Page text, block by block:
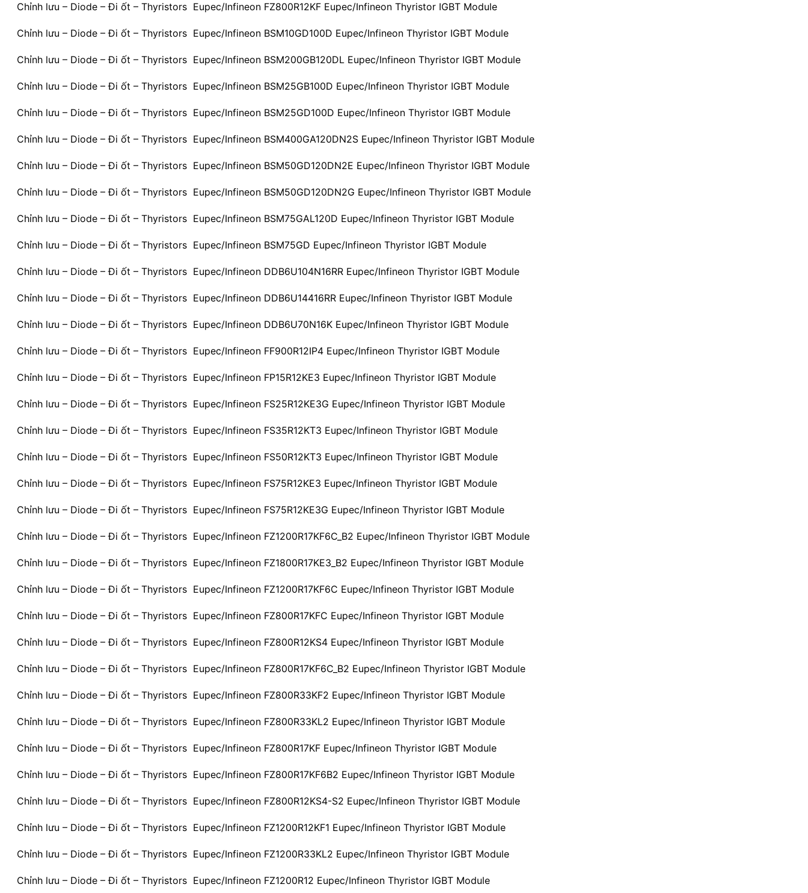
Chỉnh lưu – Diode – Đi ốt – Thyristors Eupec/Infineon FZ800R12KF Eupec/Infineon Thyristor IGBT Module
Chỉnh lưu – Diode – Đi ốt – Thyristors Eupec/Infineon BSM10GD100D Eupec/Infineon Thyristor IGBT Module
Chỉnh lưu – Diode – Đi ốt – Thyristors Eupec/Infineon BSM200GB120DL Eupec/Infineon Thyristor IGBT Module
Chỉnh lưu – Diode – Đi ốt – Thyristors Eupec/Infineon BSM25GB100D Eupec/Infineon Thyristor IGBT Module
Chỉnh lưu – Diode – Đi ốt – Thyristors Eupec/Infineon BSM25GD100D Eupec/Infineon Thyristor IGBT Module
Chỉnh lưu – Diode – Đi ốt – Thyristors Eupec/Infineon BSM400GA120DN2S Eupec/Infineon Thyristor IGBT Module
Chỉnh lưu – Diode – Đi ốt – Thyristors Eupec/Infineon BSM50GD120DN2E Eupec/Infineon Thyristor IGBT Module
Chỉnh lưu – Diode – Đi ốt – Thyristors Eupec/Infineon BSM50GD120DN2G Eupec/Infineon Thyristor IGBT Module
Chỉnh lưu – Diode – Đi ốt – Thyristors Eupec/Infineon BSM75GAL120D Eupec/Infineon Thyristor IGBT Module
Chỉnh lưu – Diode – Đi ốt – Thyristors Eupec/Infineon BSM75GD Eupec/Infineon Thyristor IGBT Module
Chỉnh lưu – Diode – Đi ốt – Thyristors Eupec/Infineon DDB6U104N16RR Eupec/Infineon Thyristor IGBT Module
Chỉnh lưu – Diode – Đi ốt – Thyristors Eupec/Infineon DDB6U14416RR Eupec/Infineon Thyristor IGBT Module
Chỉnh lưu – Diode – Đi ốt – Thyristors Eupec/Infineon DDB6U70N16K Eupec/Infineon Thyristor IGBT Module
Chỉnh lưu – Diode – Đi ốt – Thyristors Eupec/Infineon FF900R12IP4 Eupec/Infineon Thyristor IGBT Module
Chỉnh lưu – Diode – Đi ốt – Thyristors Eupec/Infineon FP15R12KE3 Eupec/Infineon Thyristor IGBT Module
Chỉnh lưu – Diode – Đi ốt – Thyristors Eupec/Infineon FS25R12KE3G Eupec/Infineon Thyristor IGBT Module
Chỉnh lưu – Diode – Đi ốt – Thyristors Eupec/Infineon FS35R12KT3 Eupec/Infineon Thyristor IGBT Module
Chỉnh lưu – Diode – Đi ốt – Thyristors Eupec/Infineon FS50R12KT3 Eupec/Infineon Thyristor IGBT Module
Chỉnh lưu – Diode – Đi ốt – Thyristors Eupec/Infineon FS75R12KE3 Eupec/Infineon Thyristor IGBT Module
Chỉnh lưu – Diode – Đi ốt – Thyristors Eupec/Infineon FS75R12KE3G Eupec/Infineon Thyristor IGBT Module
Chỉnh lưu – Diode – Đi ốt – Thyristors Eupec/Infineon FZ1200R17KF6C_B2 Eupec/Infineon Thyristor IGBT Module
Chỉnh lưu – Diode – Đi ốt – Thyristors Eupec/Infineon FZ1800R17KE3_B2 Eupec/Infineon Thyristor IGBT Module
Chỉnh lưu – Diode – Đi ốt – Thyristors Eupec/Infineon FZ1200R17KF6C Eupec/Infineon Thyristor IGBT Module
Chỉnh lưu – Diode – Đi ốt – Thyristors Eupec/Infineon FZ800R17KFC Eupec/Infineon Thyristor IGBT Module
Chỉnh lưu – Diode – Đi ốt – Thyristors Eupec/Infineon FZ800R12KS4 Eupec/Infineon Thyristor IGBT Module
Chỉnh lưu – Diode – Đi ốt – Thyristors Eupec/Infineon FZ800R17KF6C_B2 Eupec/Infineon Thyristor IGBT Module
Chỉnh lưu – Diode – Đi ốt – Thyristors Eupec/Infineon FZ800R33KF2 Eupec/Infineon Thyristor IGBT Module
Chỉnh lưu – Diode – Đi ốt – Thyristors Eupec/Infineon FZ800R33KL2 Eupec/Infineon Thyristor IGBT Module
Chỉnh lưu – Diode – Đi ốt – Thyristors Eupec/Infineon FZ800R17KF Eupec/Infineon Thyristor IGBT Module
Chỉnh lưu – Diode – Đi ốt – Thyristors Eupec/Infineon FZ800R17KF6B2 Eupec/Infineon Thyristor IGBT Module
Chỉnh lưu – Diode – Đi ốt – Thyristors Eupec/Infineon FZ800R12KS4-S2 Eupec/Infineon Thyristor IGBT Module
Chỉnh lưu – Diode – Đi ốt – Thyristors Eupec/Infineon FZ1200R12KF1 Eupec/Infineon Thyristor IGBT Module
Chỉnh lưu – Diode – Đi ốt – Thyristors Eupec/Infineon FZ1200R33KL2 Eupec/Infineon Thyristor IGBT Module
Chỉnh lưu – Diode – Đi ốt – Thyristors Eupec/Infineon FZ1200R12 Eupec/Infineon Thyristor IGBT Module